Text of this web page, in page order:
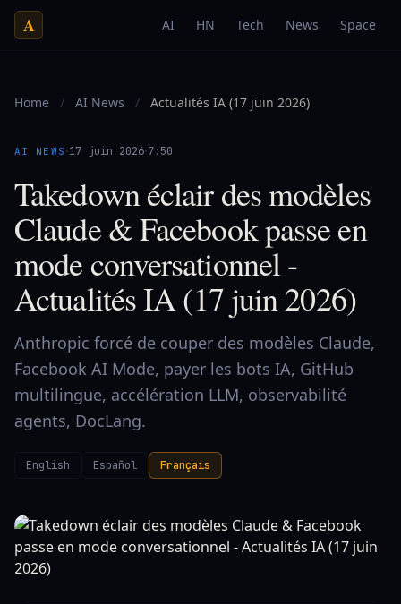
A AI HN Tech News Space
Home / AI News / Actualités IA (17 juin 2026)
AI NEWS ·17 juin 2026·7:50
Takedown éclair des modèles
Claude & Facebook passe en
mode conversationnel -
Actualités IA (17 juin 2026)
Anthropic forcé de couper des modèles Claude,
Facebook AI Mode, payer les bots IA, GitHub
multilingue, accélération LLM, observabilité
agents, DocLang.
English Español Français